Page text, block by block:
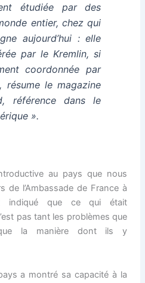
étudiée par des
entier, chez qui
aujourd’hui : elle
par le Kremlin, si
coordonnée par
résume le magazine
référence dans le
».
au pays que nous
de l’Ambassade de France à
indiqué que ce qui était
pas tant les problèmes que
que la manière dont ils y
a montré sa capacité à la